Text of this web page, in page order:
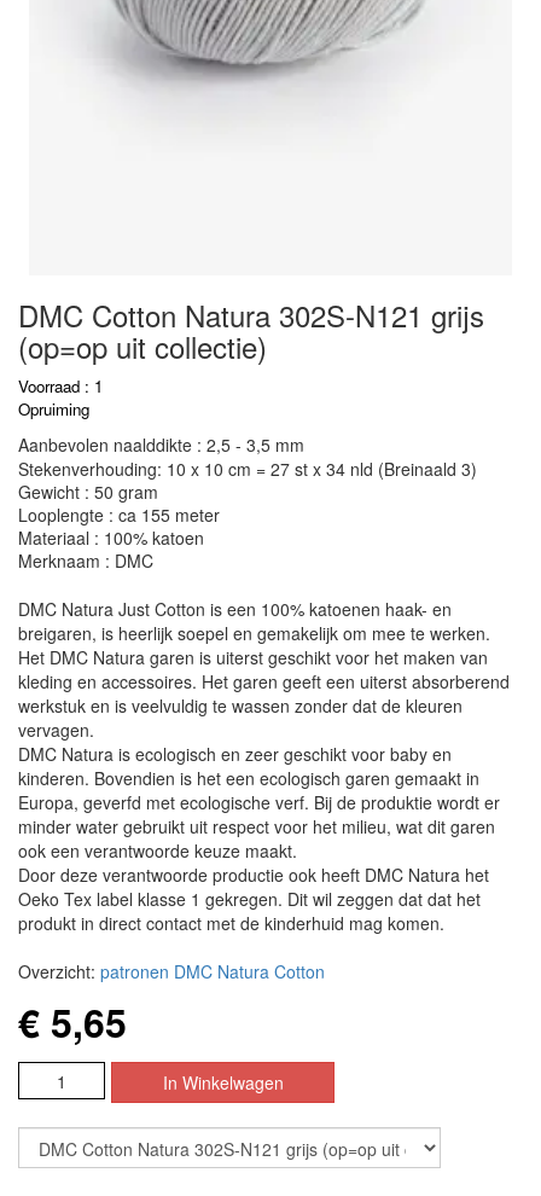
DMC Cotton Natura 302S-N121 grijs
(op=op uit collectie)
Voorraad : 1
Opruiming
Aanbevolen naalddikte : 2,5 - 3,5 mm
Stekenverhouding: 10 x 10 cm = 27 st x 34 nld (Breinaald 3)
Gewicht : 50 gram
Looplengte : ca 155 meter
Materiaal : 100% katoen
Merknaam : DMC
DMC Natura Just Cotton is een 100% katoenen haak- en
breigaren, is heerlijk soepel en gemakelijk om mee te werken.
Het DMC Natura garen is uiterst geschikt voor het maken van
kleding en accessoires. Het garen geeft een uiterst absorberend
werkstuk en is veelvuldig te wassen zonder dat de kleuren
vervagen.
DMC Natura is ecologisch en zeer geschikt voor baby en
kinderen. Bovendien is het een ecologisch garen gemaakt in
Europa, geverfd met ecologische verf. Bij de produktie wordt er
minder water gebruikt uit respect voor het milieu, wat dit garen
ook een verantwoorde keuze maakt.
Door deze verantwoorde productie ook heeft DMC Natura het
Oeko Tex label klasse 1 gekregen. Dit wil zeggen dat dat het
produkt in direct contact met de kinderhuid mag komen.
Overzicht: patronen DMC Natura Cotton
€ 5,65